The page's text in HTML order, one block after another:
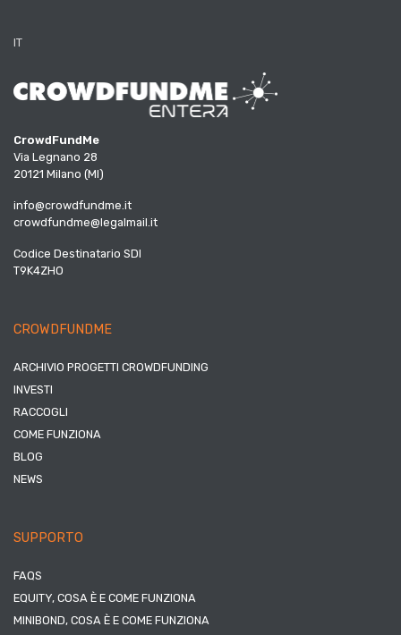
IT
CrowdFundMe
Via Legnano 28
20121 Milano (MI)
info@crowdfundme.it
crowdfundme@legalmail.it
Codice Destinatario SDI
T9K4ZHO
CROWDFUNDME
ARCHIVIO PROGETTI CROWDFUNDING
INVESTI
RACCOGLI
COME FUNZIONA
BLOG
NEWS
SUPPORTO
FAQS
EQUITY, COSA È E COME FUNZIONA
MINIBOND, COSA È E COME FUNZIONA